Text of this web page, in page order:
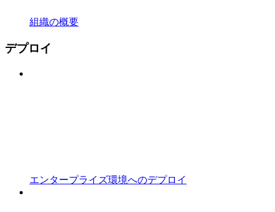
組織の概要
デプロイ
エンタープライズ環境へのデプロイ